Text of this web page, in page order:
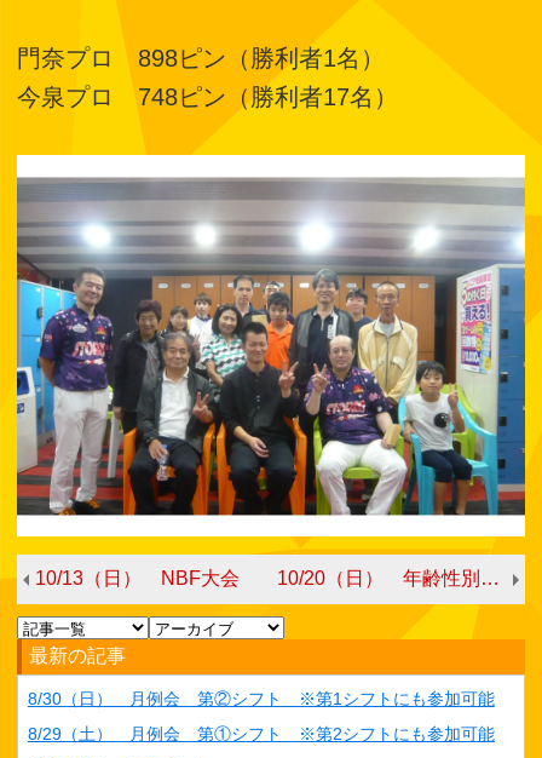
門奈プロ 898ピン（勝利者1名）
今泉プロ 748ピン（勝利者17名）
10/13（日） NBF大会 10/20（日） 年齢性別ハンデキャップトーナメント
最新の記事
8/30（日） 月例会 第②シフト ※第1シフトにも参加可能
8/29（土） 月例会 第①シフト ※第2シフトにも参加可能